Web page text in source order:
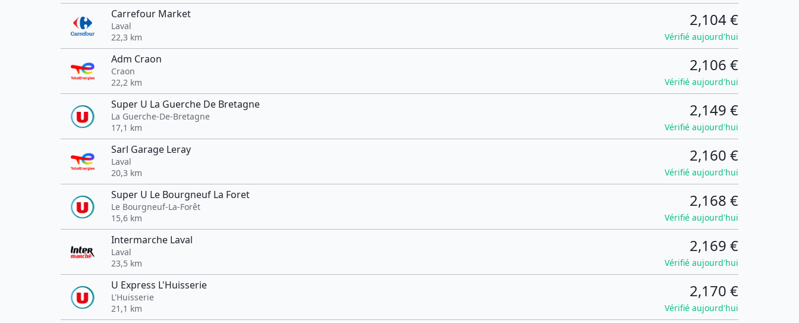
Carrefour Market
Laval
22,3 km
2,104 €
Vérifié aujourd'hui
Adm Craon
Craon
22,2 km
2,106 €
Vérifié aujourd'hui
Super U La Guerche De Bretagne
La Guerche-De-Bretagne
17,1 km
2,149 €
Vérifié aujourd'hui
Sarl Garage Leray
Laval
20,3 km
2,160 €
Vérifié aujourd'hui
Super U Le Bourgneuf La Foret
Le Bourgneuf-La-Forêt
15,6 km
2,168 €
Vérifié aujourd'hui
Intermarche Laval
Laval
23,5 km
2,169 €
Vérifié aujourd'hui
U Express L'Huisserie
L'Huisserie
21,1 km
2,170 €
Vérifié aujourd'hui